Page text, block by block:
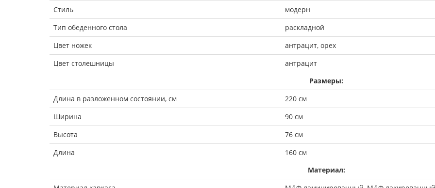
Стиль
модерн
Тип обеденного стола
раскладной
Цвет ножек
антрацит, орех
Цвет столешницы
антрацит
Размеры:
Длина в разложенном состоянии, см
220 см
Ширина
90 см
Высота
76 см
Длина
160 см
Материал: